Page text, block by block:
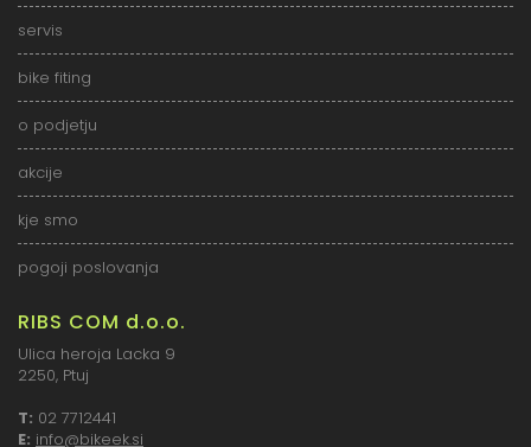
servis
bike fiting
o podjetju
akcije
kje smo
pogoji poslovanja
RIBS COM d.o.o.
Ulica heroja Lacka 9
2250, Ptuj
T: 02 7712441
E: info@bikeek.si